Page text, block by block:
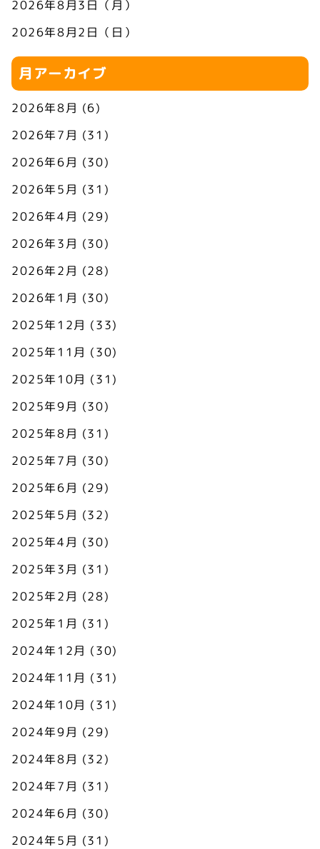
2026年8月3日（月）
2026年8月2日（日）
月アーカイブ
2026年8月 (6)
2026年7月 (31)
2026年6月 (30)
2026年5月 (31)
2026年4月 (29)
2026年3月 (30)
2026年2月 (28)
2026年1月 (30)
2025年12月 (33)
2025年11月 (30)
2025年10月 (31)
2025年9月 (30)
2025年8月 (31)
2025年7月 (30)
2025年6月 (29)
2025年5月 (32)
2025年4月 (30)
2025年3月 (31)
2025年2月 (28)
2025年1月 (31)
2024年12月 (30)
2024年11月 (31)
2024年10月 (31)
2024年9月 (29)
2024年8月 (32)
2024年7月 (31)
2024年6月 (30)
2024年5月 (31)